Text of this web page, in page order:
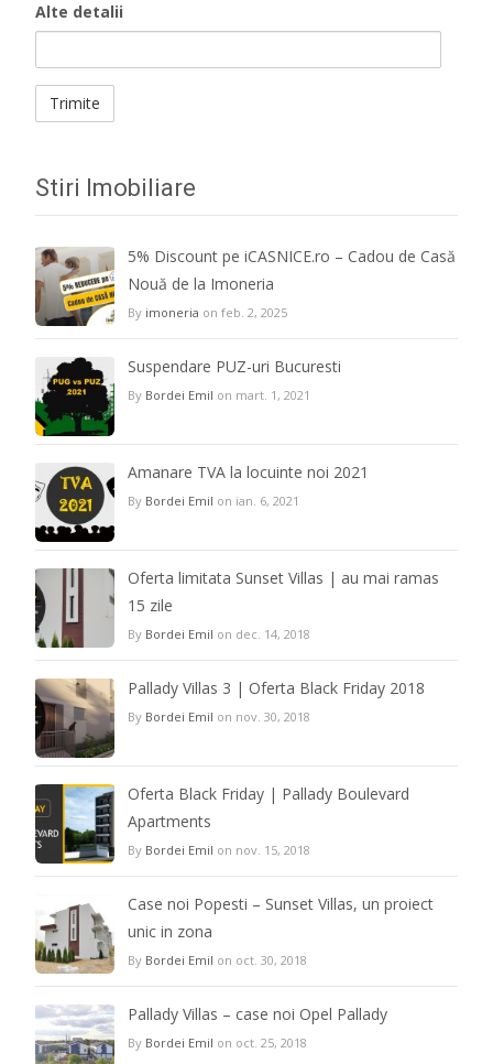
Alte detalii
Stiri Imobiliare
5% Discount pe iCASNICE.ro – Cadou de Casă
Nouă de la Imoneria
By imoneria on feb. 2, 2025
Suspendare PUZ-uri Bucuresti
By Bordei Emil on mart. 1, 2021
Amanare TVA la locuinte noi 2021
By Bordei Emil on ian. 6, 2021
Oferta limitata Sunset Villas | au mai ramas
15 zile
By Bordei Emil on dec. 14, 2018
Pallady Villas 3 | Oferta Black Friday 2018
By Bordei Emil on nov. 30, 2018
Oferta Black Friday | Pallady Boulevard
Apartments
By Bordei Emil on nov. 15, 2018
Case noi Popesti – Sunset Villas, un proiect
unic in zona
By Bordei Emil on oct. 30, 2018
Pallady Villas – case noi Opel Pallady
By Bordei Emil on oct. 25, 2018